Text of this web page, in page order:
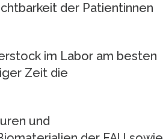
der Patientinnen
im Labor am besten
Zeit die
und